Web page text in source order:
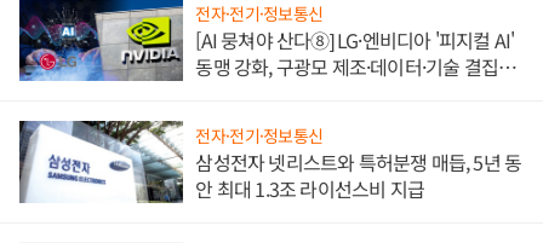
전자·전기·정보통신
[AI 뭉쳐야 산다⑧] LG·엔비디아 '피지컬 AI'
동맹 강화, 구광모 제조·데이터·기술 결집
전자·전기·정보통신
삼성전자 넷리스트와 특허분쟁 매듭, 5년 동
안 최대 1.3조 라이선스비 지급